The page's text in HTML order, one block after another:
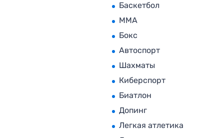
Баскетбол
MMA
Бокс
Автоспорт
Шахматы
Киберспорт
Биатлон
Допинг
Легкая атлетика